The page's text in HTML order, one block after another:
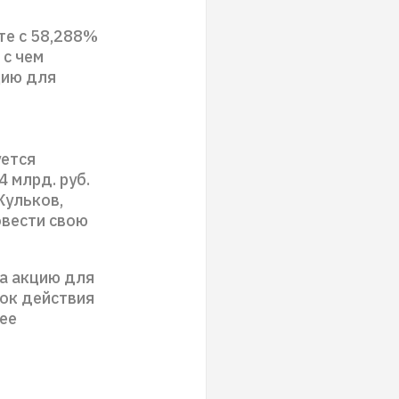
с 58,288%
чем
для
млрд. руб.
свою
акцию для
действия